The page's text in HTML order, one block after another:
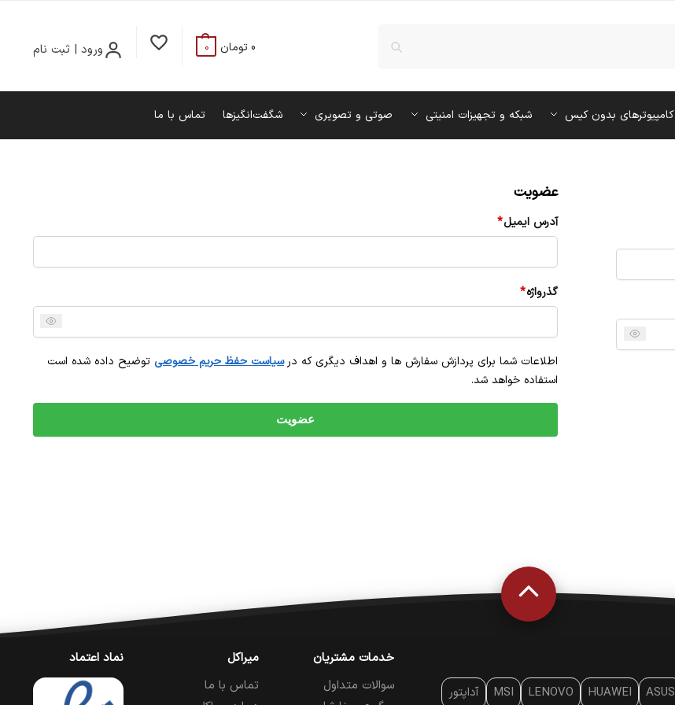
ورود | ثبت نام 0 تومان 0
کامپیوترهای بدون کیس شبکه و تجهیزات امنیتی صوتی و تصویری شگفت‌انگیزها تماس با ما
عضویت
آدرس ایمیل*
گذرواژه*
اطلاعات شما برای پردازش سفارش ها و اهداف دیگری که درسیاست حفظ حریم خصوصی توضیح داده شده است
استفاده خواهد شد.
عضویت
ASUS
HUAWEI
LENOVO
MSI آداپتور
خدمات مشتریان
سوالات متداول
میراکل
تماس با ما
نماد اعتماد